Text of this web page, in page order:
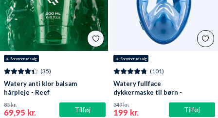
☀️ Sommerudsalg
Tilføj
(35)
Watery anti klor balsam
hårpleje - Reef
69,95 kr.
85 kr.
☀️ Sommerudsalg
Tilføj
(101)
Watery fullface
dykkermaske til børn -
Oxygen - Atlantic Blue
199 kr.
349 kr.